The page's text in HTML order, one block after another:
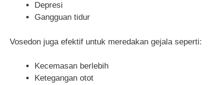
Depresi
Gangguan tidur
Vosedon juga efektif untuk meredakan gejala seperti:
Kecemasan berlebih
Ketegangan otot